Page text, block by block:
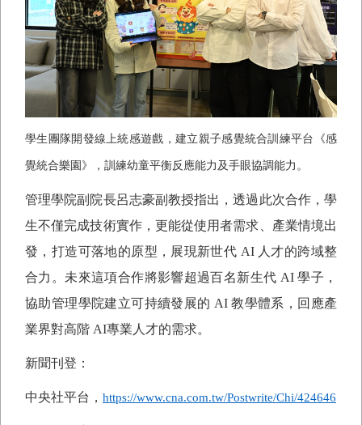
學生團隊開發線上統感遊戲，建立親子感覺統合訓練平台《感
覺統合樂園》，訓練幼童平衡反應能力及手眼協調能力。
管理學院副院長呂志豪副教授指出，透過此次合作，學
生不僅完成技術實作，更能從使用者需求、產業情境出
發，打造可落地的原型，展現新世代 AI 人才的跨域整
合力。未來這項合作將影響超過百名新生代 AI學子，
協助管理學院建立可持續發展的 AI教學體系，回應產
業界對高階 AI專業人才的需求。
新聞刊登：
中央社平台， https://www.cna.com.tw/Postwrite/Chi/424646